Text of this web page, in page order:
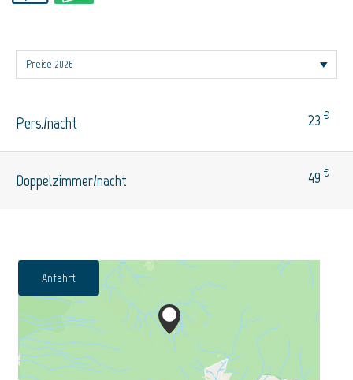
Pers./nacht 23 €
Doppelzimmer/nacht 49 €
Anfahrt